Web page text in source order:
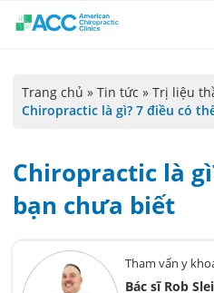
Trang chủ » Tin tức » Trị liệu
Chiropractic là gì? 7 điều có
Chiropractic là
bạn chưa biết
Tham vấn y
Bác sĩ Rob